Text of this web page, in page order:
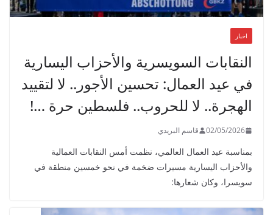
اخبار
النقابات السويسرية والأحزاب اليسارية
في عيد العمال: تحسين الأجور.. لا لتقييد
الهجرة.. لا للحروب.. فلسطين حرة …!
02/05/2026 قاسم البريدي
بمناسبة عيد العمال العالمي، نظمت أمس النقابات العمالية
والأحزاب اليسارية مسيرات ضخمة في نحو خمسين منطقة في
سويسرا، وكان شعارها: